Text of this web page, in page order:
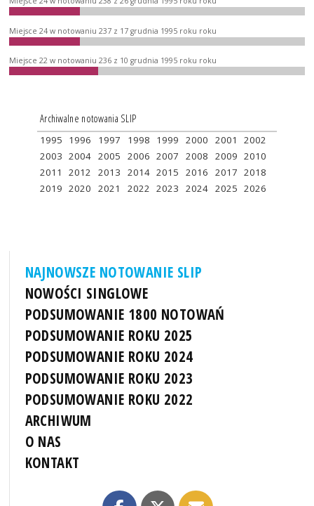
Miejsce 24 w notowaniu 237 z 17 grudnia 1995 roku roku
Miejsce 22 w notowaniu 236 z 10 grudnia 1995 roku roku
Archiwalne notowania SLIP
1995 1996 1997 1998 1999 2000 2001
2002
2003 2004 2005 2006 2007 2008 2009 2010
2011
2012 2013 2014 2015 2016 2017 2018
2019 2020 2021 2022 2023 2024 2025 2026
NAJNOWSZE NOTOWANIE SLIP
NOWOŚCI SINGLOWE
PODSUMOWANIE 1800 NOTOWAŃ
PODSUMOWANIE ROKU 2025
PODSUMOWANIE ROKU 2024
PODSUMOWANIE ROKU 2023
PODSUMOWANIE ROKU 2022
ARCHIWUM
O NAS
KONTAKT